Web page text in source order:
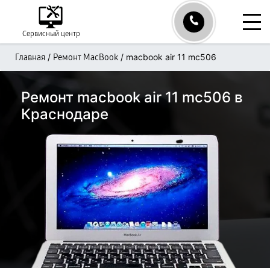
Сервисный центр
Главная / Ремонт MacBook / macbook air 11 mc506
Ремонт macbook air 11 mc506 в
Краснодаре